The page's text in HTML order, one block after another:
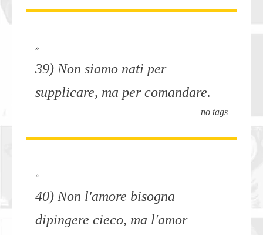
»
39) Non siamo nati per
supplicare, ma per comandare.
no tags
»
40) Non l'amore bisogna
dipingere cieco, ma l'amor